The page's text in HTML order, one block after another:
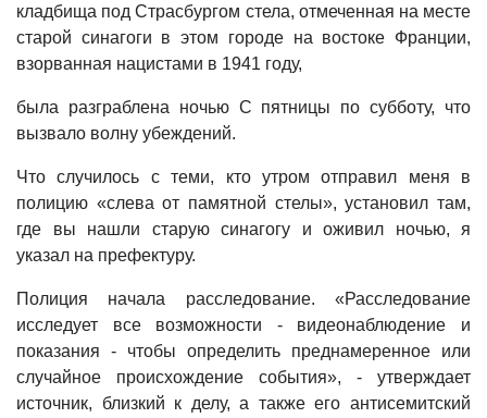
кладбища под Страсбургом стела, отмеченная на месте
старой синагоги в этом городе на востоке Франции,
взорванная нацистами в 1941 году,
была разграблена ночью С пятницы по субботу, что
вызвало волну убеждений.
Что случилось с теми, кто утром отправил меня в
полицию «слева от памятной стелы», установил там,
где вы нашли старую синагогу и оживил ночью, я
указал на префектуру.
Полиция начала расследование. «Расследование
исследует все возможности - видеонаблюдение и
показания - чтобы определить преднамеренное или
случайное происхождение события», - утверждает
источник, близкий к делу, а также его антисемитский